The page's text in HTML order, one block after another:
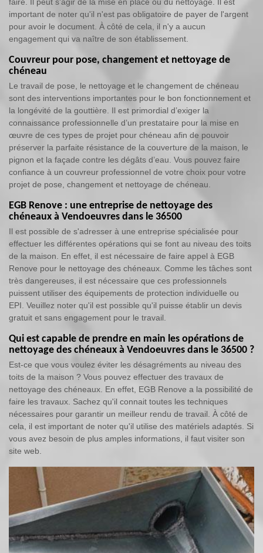
important de noter qu'il n'est pas obligatoire de payer de l'argent
pour avoir le document. À côté de cela, il n'y a aucun
engagement qui va naître de son établissement.
Couvreur pour pose, changement et nettoyage de
chéneau
Le travail de pose, le nettoyage et le changement de chéneau
sont des interventions importantes pour le bon fonctionnement et
la longévité de la gouttière. Il est primordial d’exiger la
connaissance professionnelle d’un prestataire pour la mise en
œuvre de ces types de projet pour chéneau afin de pouvoir
préserver la parfaite résistance de la couverture de la maison, le
pignon et la façade contre les dégâts d’eau. Vous pouvez faire
confiance à un couvreur professionnel de votre choix pour votre
projet de pose, changement et nettoyage de chéneau.
EGB Renove : une entreprise de nettoyage des
chéneaux à Vendoeuvres dans le 36500
Il est possible de s'adresser à une entreprise spécialisée pour
effectuer les différentes opérations qui se font au niveau des toits
de la maison. En effet, il est nécessaire de faire appel à EGB
Renove pour le nettoyage des chéneaux. Comme les tâches sont
très dangereuses, il est nécessaire que ces professionnels
puissent utiliser des équipements de protection individuelle ou
EPI. Veuillez noter qu'il est possible qu'il puisse établir un devis
gratuit et sans engagement pour le travail.
Qui est capable de prendre en main les opérations de
nettoyage des chéneaux à Vendoeuvres dans le 36500 ?
Est-ce que vous voulez éviter les désagréments au niveau des
toits de la maison ? Vous pouvez effectuer des travaux de
nettoyage des chéneaux. En effet, EGB Renove a la possibilité de
faire les travaux. Sachez qu'il connait toutes les techniques
nécessaires pour garantir un meilleur rendu de travail. À côté de
cela, il est important de noter qu'il utilise des matériels adaptés. Si
vous avez besoin de plus amples informations, il faut visiter son
site web.